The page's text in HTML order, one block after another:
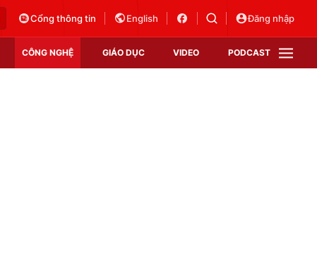
Cổng thông tin English Đăng nhập
CÔNG NGHỆ GIÁO DỤC VIDEO PODCAST